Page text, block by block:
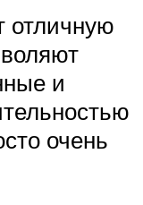
отличную
и
очень